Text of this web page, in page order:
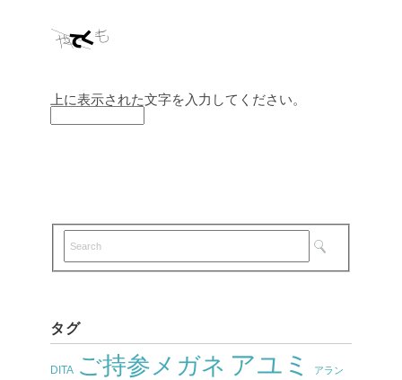
上に表示された文字を入力してください。
タグ
DITA ご持参メガネ アユミ アラン